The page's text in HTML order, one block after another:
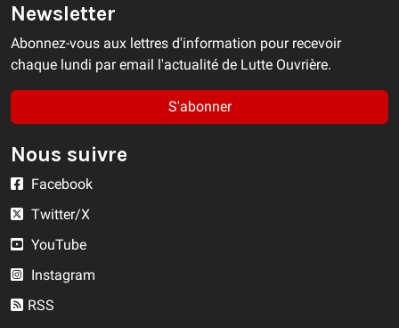
Newsletter
Abonnez-vous aux lettres d'information pour recevoir
chaque lundi par email l'actualité de Lutte Ouvrière.
S'abonner
Nous suivre
Facebook
Twitter/X
YouTube
Instagram
RSS